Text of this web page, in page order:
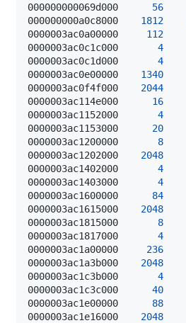
000000000069d000 56
000000000a0c8000 1812
0000003ac0a00000 112
0000003ac0c1c000 4
0000003ac0c1d000 4
0000003ac0e00000 1340
0000003ac0f4f000 2044
0000003ac114e000 16
0000003ac1152000 4
0000003ac1153000 20
0000003ac1200000 8
0000003ac1202000 2048
0000003ac1402000 4
0000003ac1403000 4
0000003ac1600000 84
0000003ac1615000 2048
0000003ac1815000 8
0000003ac1817000 4
0000003ac1a00000 236
0000003ac1a3b000 2048
0000003ac1c3b000 4
0000003ac1c3c000 40
0000003ac1e00000 88
0000003ac1e16000 2048